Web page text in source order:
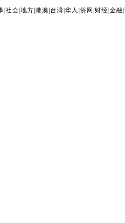
|社会 |地方 |港澳 台湾 |华人 |侨网 财经 |金融 |